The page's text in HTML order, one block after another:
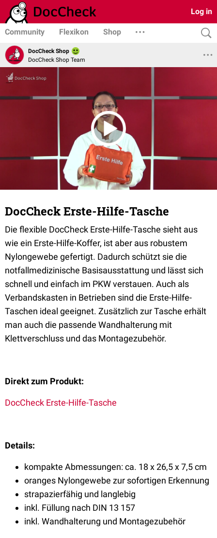
Log in
Community Flexikon Shop
DocCheck Shop
DocCheck Shop Team
DocCheck Erste-Hilfe-Tasche
Die flexible DocCheck Erste-Hilfe-Tasche sieht aus
wie ein Erste-Hilfe-Koffer, ist aber aus robustem
Nylongewebe gefertigt. Dadurch schützt sie die
notfallmedizinische Basisausstattung und lässt sich
schnell und einfach im PKW verstauen. Auch als
Verbandskasten in Betrieben sind die Erste-Hilfe-
Taschen ideal geeignet. Zusätzlich zur Tasche erhält
man auch die passende Wandhalterung mit
Klettverschluss und das Montagezubehör.
Direkt zum Produkt:
DocCheck Erste-Hilfe-Tasche
Details:
kompakte Abmessungen: ca. 18 x 26,5 x 7,5 cm
oranges Nylongewebe zur sofortigen Erkennung
strapazierfähig und langlebig
inkl. Füllung nach DIN 13 157
inkl. Wandhalterung und Montagezubehör